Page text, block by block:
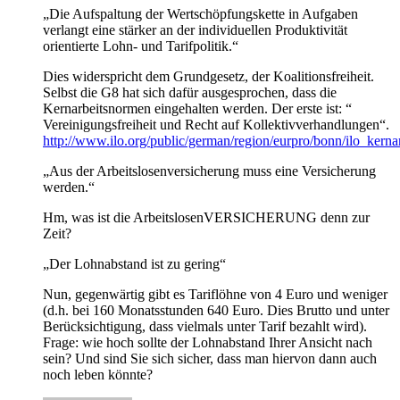
„Die Aufspaltung der Wertschöpfungskette in Aufgaben
verlangt eine stärker an der individuellen Produktivität
orientierte Lohn- und Tarifpolitik.“
Dies widerspricht dem Grundgesetz, der Koalitionsfreiheit.
Selbst die G8 hat sich dafür ausgesprochen, dass die
Kernarbeitsnormen eingehalten werden. Der erste ist: “
Vereinigungsfreiheit und Recht auf Kollektivverhandlungen“.
http://www.ilo.org/public/german/region/eurpro/bonn/
„Aus der Arbeitslosenversicherung muss eine Versicherung
werden.“
Hm, was ist die ArbeitslosenVERSICHERUNG denn zur
Zeit?
„Der Lohnabstand ist zu gering“
Nun, gegenwärtig gibt es Tariflöhne von 4 Euro und weniger
(d.h. bei 160 Monatsstunden 640 Euro. Dies Brutto und unter
Berücksichtigung, dass vielmals unter Tarif bezahlt wird).
Frage: wie hoch sollte der Lohnabstand Ihrer Ansicht nach
sein? Und sind Sie sich sicher, dass man hiervon dann auch
noch leben könnte?